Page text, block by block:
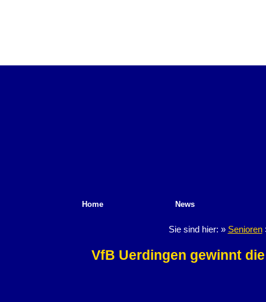
Home News
Sie sind hier: » Senioren
VfB Uerdingen gewinnt